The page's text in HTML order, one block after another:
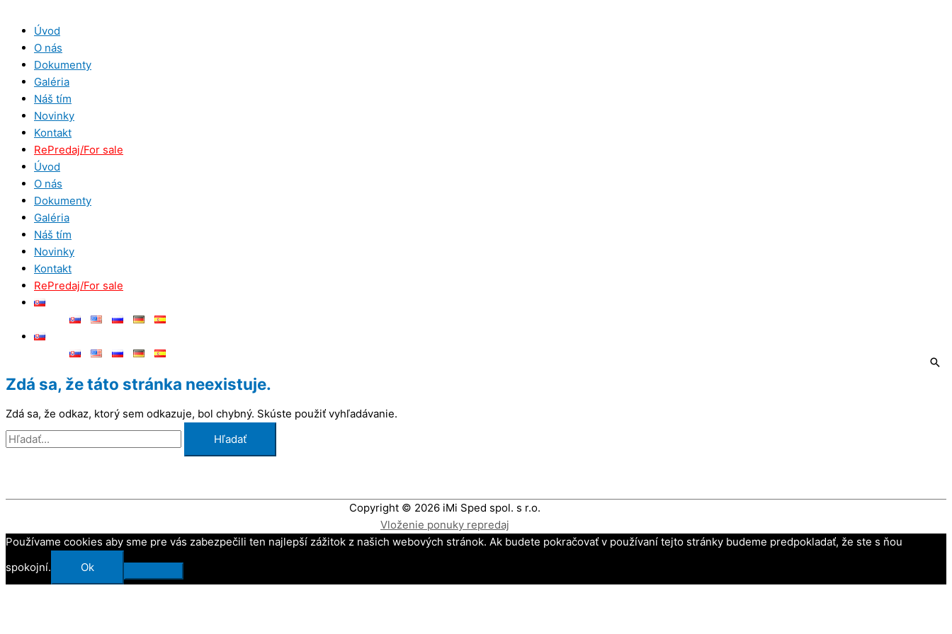
Úvod
O nás
Dokumenty
Galéria
Náš tím
Novinky
Kontakt
RePredaj/For sale
Úvod
O nás
Dokumenty
Galéria
Náš tím
Novinky
Kontakt
RePredaj/For sale
Zdá sa, že táto stránka neexistuje.
Zdá sa, že odkaz, ktorý sem odkazuje, bol chybný. Skúste použiť vyhľadávanie.
Copyright © 2026 iMi Sped spol. s r.o.
Vloženie ponuky repredaj
Používame cookies aby sme pre vás zabezpečili ten najlepší zážitok z našich webových stránok. Ak budete pokračovať v používaní tejto stránky budeme predpokladať, že ste s ňou
spokojní.
Ok